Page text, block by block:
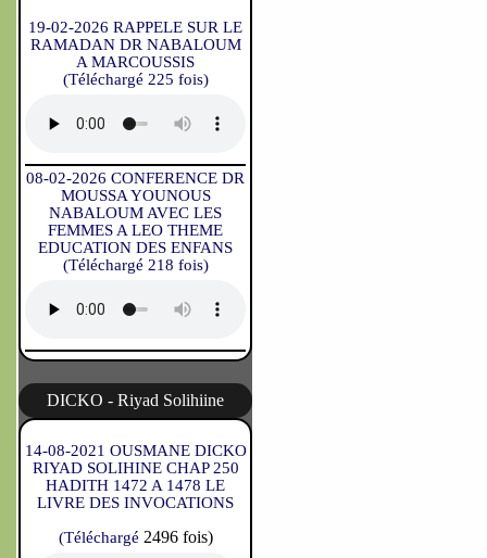
19-02-2026 RAPPELE SUR LE
RAMADAN DR NABALOUM
A MARCOUSSIS
(Téléchargé 225 fois)
08-02-2026 CONFERENCE DR
MOUSSA YOUNOUS
NABALOUM AVEC LES
FEMMES A LEO THEME
EDUCATION DES ENFANS
(Téléchargé 218 fois)
DICKO - Riyad Solihiine
14-08-2021 OUSMANE DICKO
RIYAD SOLIHINE CHAP 250
HADITH 1472 A 1478 LE
LIVRE DES INVOCATIONS
(Téléchargé 2496 fois)